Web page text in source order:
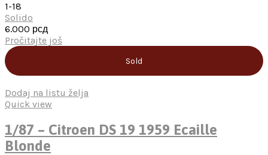
1-18
Solido
6.000 рсд
Pročitajte još
Sold
Dodaj na listu želja
Quick view
1/87 – Citroen DS 19 1959 Ecaille
Blonde